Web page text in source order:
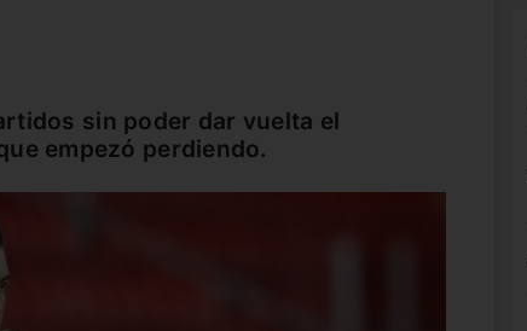
sin poder dar vuelta el
empezó perdiendo.